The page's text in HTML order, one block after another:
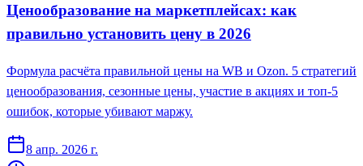
Ценообразование на маркетплейсах: как
правильно установить цену в 2026
Формула расчёта правильной цены на WB и Ozon. 5 стратегий
ценообразования, сезонные цены, участие в акциях и топ-5
ошибок, которые убивают маржу.
8 апр. 2026 г.